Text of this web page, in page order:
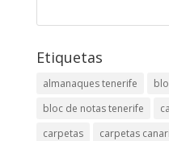
Etiquetas
almanaques tenerife
bloc de notas tenerife
carpetas
carpetas